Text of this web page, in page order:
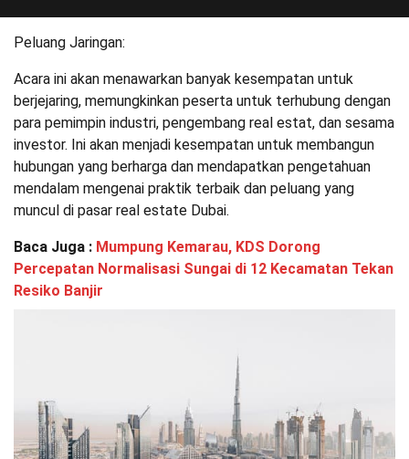
Peluang Jaringan:
Acara ini akan menawarkan banyak kesempatan untuk
berjejaring, memungkinkan peserta untuk terhubung dengan
para pemimpin industri, pengembang real estat, dan sesama
investor. Ini akan menjadi kesempatan untuk membangun
hubungan yang berharga dan mendapatkan pengetahuan
mendalam mengenai praktik terbaik dan peluang yang
muncul di pasar real estate Dubai.
Baca Juga : Mumpung Kemarau, KDS Dorong
Percepatan Normalisasi Sungai di 12 Kecamatan Tekan
Resiko Banjir